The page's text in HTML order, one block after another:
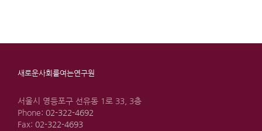
새로운사회를여는연구원
서울시 영등포구 선유동 1로 33, 3층
Phone: 02-322-4692
Fax: 02-322-4693